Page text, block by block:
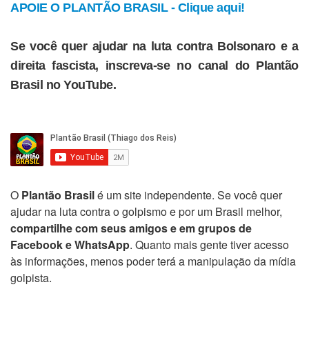
APOIE O PLANTÃO BRASIL - Clique aqui!
Se você quer ajudar na luta contra Bolsonaro e a
direita fascista, inscreva-se no canal do Plantão
Brasil no YouTube.
O Plantão Brasilé um site independente. Se você quer
ajudar na luta contra o golpismo e por um Brasil melhor,
compartilhe com seus amigos e em grupos de
Facebook e WhatsApp. Quanto mais gente tiver acesso
às informações, menos poder terá a manipulação da mídia
golpista.